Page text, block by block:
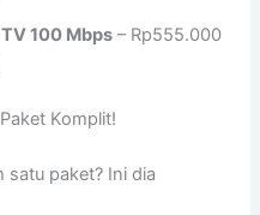
100 Mbps – Rp555.000
Komplit!
satu paket? Ini dia